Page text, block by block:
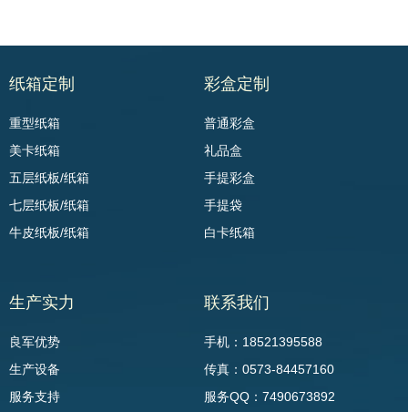
纸箱定制
重型纸箱
美卡纸箱
五层纸板/纸箱
七层纸板/纸箱
牛皮纸板/纸箱
彩盒定制
普通彩盒
礼品盒
手提彩盒
手提袋
白卡纸箱
生产实力
良军优势
生产设备
服务支持
联系我们
手机：18521395588
传真：0573-84457160
服务QQ：7490673892